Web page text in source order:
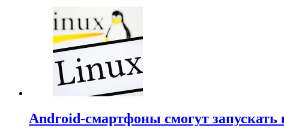
Android-смартфоны смогут